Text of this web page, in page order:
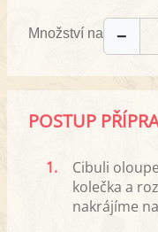
Množství na −
POSTUP
1.
Cibuli
kolečka a
nakrájíme